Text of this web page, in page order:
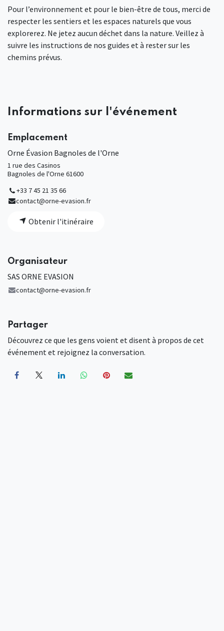
Pour l’environnement et pour le bien-être de tous, merci de
respecter les sentiers et les espaces naturels que vous
explorerez. Ne jetez aucun déchet dans la nature. Veillez à
suivre les instructions de nos guides et à rester sur les
chemins prévus.
Informations sur l'événement
Emplacement
Orne Évasion Bagnoles de l'Orne
1 rue des Casinos
Bagnoles de l'Orne 61600
+33 7 45 21 35 66
contact@orne-evasion.fr
Obtenir l'itinéraire
Organisateur
SAS ORNE EVASION
contact@orne-evasion.fr
Partager
Découvrez ce que les gens voient et disent à propos de cet
événement et rejoignez la conversation.